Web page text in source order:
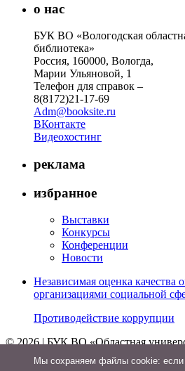
о нас
БУК ВО «Вологодская
библиотека»
Россия, 160000, Вологда,
Марии Ульяновой, 1
Телефон для справок –
8(8172)21-17-69
Adm@booksite.ru
ВКонтакте
Видеохостинг
реклама
избранное
Выставки
Конкурсы
Конференции
Новости
Независимая оценка качества
организациями социальной
Противодействие коррупции
© 2026 | БУК ВО «Областная
библиотека»
Мы cохраняем файлы cookie: если